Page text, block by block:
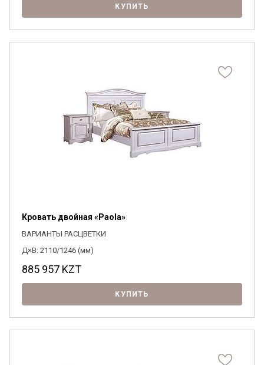
КУПИТЬ
Кровать двойная «Paola»
ВАРИАНТЫ РАСЦВЕТКИ
Д×В: 2110/1246 (мм)
885 957 KZT
КУПИТЬ